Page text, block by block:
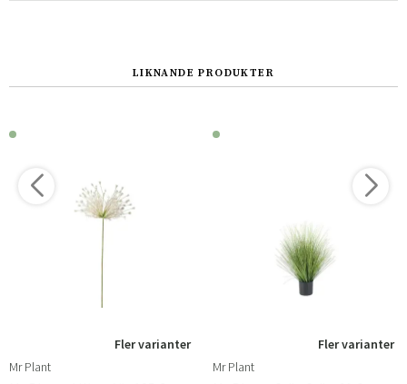
LIKNANDE PRODUKTER
Fler varianter
Mr Plant
Fler varianter
Mr Plant